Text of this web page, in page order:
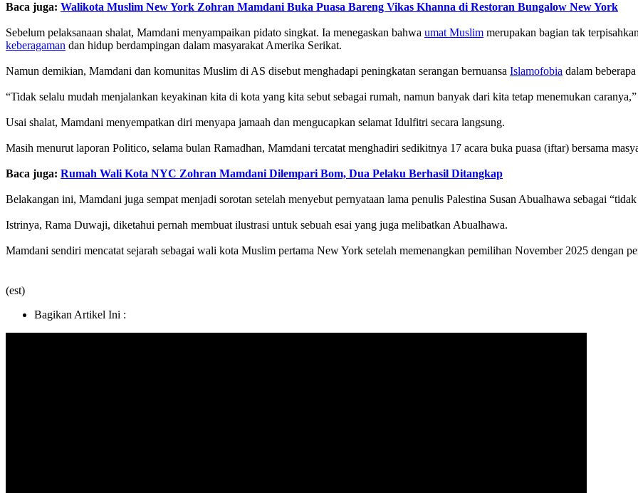
Baca juga: Walikota Muslim New York Zohran Mamdani Buka Puasa Bareng Vikas Khanna di Restoran Bungalow New York
Sebelum pelaksanaan shalat, Mamdani menyampaikan pidato singkat. Ia menegaskan bahwa umat Muslim merupakan bagian tak
keberagaman dan hidup berdampingan dalam masyarakat Amerika Serikat.
Namun demikian, Mamdani dan komunitas Muslim di AS disebut menghadapi peningkatan serangan bernuansa Islamofobia dalam
“Tidak selalu mudah menjalankan keyakinan kita di kota yang kita sebut sebagai rumah, namun banyak dari kita tetap menemukan
Usai shalat, Mamdani menyempatkan diri menyapa jamaah dan mengucapkan selamat Idulfitri secara langsung.
Masih menurut laporan Politico, selama bulan Ramadhan, Mamdani tercatat menghadiri sedikitnya 17 acara buka puasa (iftar) bersama
Baca juga: Rumah Wali Kota NYC Zohran Mamdani Dilempari Bom, Dua Pelaku Berhasil Ditangkap
Belakangan ini, Mamdani juga sempat menjadi sorotan setelah menyebut pernyataan lama penulis Palestina Susan Abualhawa sebagai
Istrinya, Rama Duwaji, diketahui pernah membuat ilustrasi untuk sebuah esai yang juga melibatkan Abualhawa.
Mamdani sendiri mencatat sejarah sebagai wali kota Muslim pertama New York setelah memenangkan pemilihan November 2025 dengan
(est)
Bagikan Artikel Ini :